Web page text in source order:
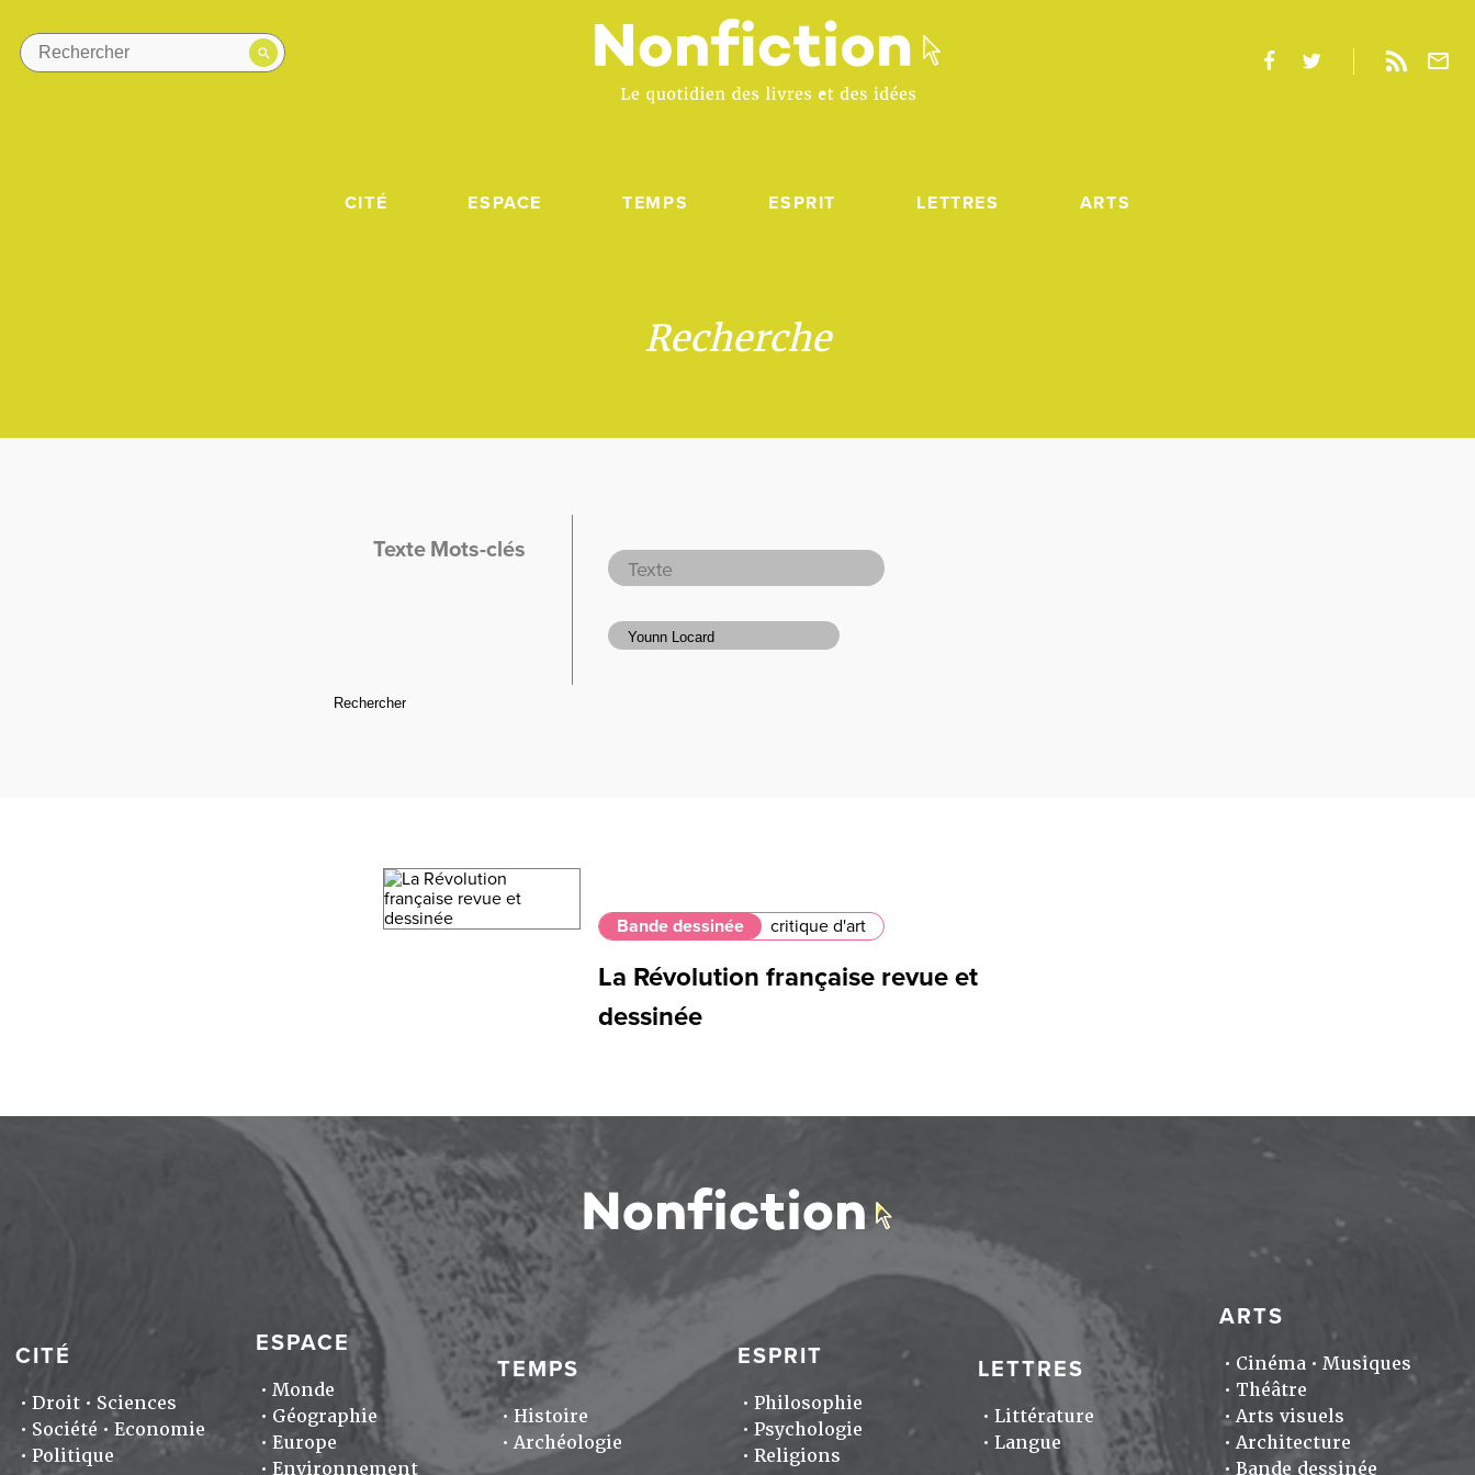
CITÉ ESPACE TEMPS ESPRIT LETTRES ARTS
Recherche
Texte Mots-clés
Bande dessinée critique d'art
La Révolution française revue et
dessinée
CITÉ
Droit
Sciences
Société
Economie
Politique
ESPACE
Monde
Géographie
Europe
Environnement
TEMPS
Histoire
Archéologie
ESPRIT
Philosophie
Psychologie
Religions
LETTRES
Littérature
Langue
ARTS
Cinéma
Musiques
Théâtre
Arts visuels
Architecture
Bande dessinée